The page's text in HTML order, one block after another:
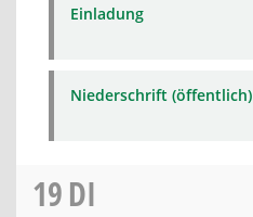
Einladung
Niederschrift (öffentlich)
19DI